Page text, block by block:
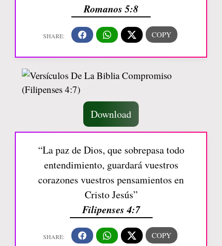
Romanos 5:8
Download
“La paz de Dios, que sobrepasa todo
entendimiento, guardará vuestros
corazones vuestros pensamientos en
Cristo Jesús”
Filipenses 4:7